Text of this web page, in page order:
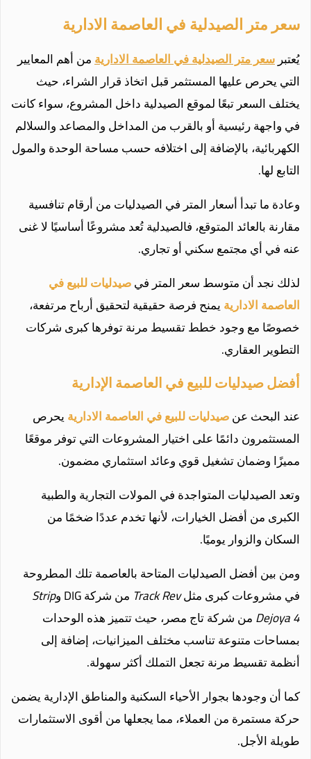
سعر متر الصيدلية في العاصمة الادارية
يُعتبرسعر متر الصيدلية في العاصمة الاداريةمن أهم المعايير
التي يحرص عليها المستثمر قبل اتخاذ قرار الشراء، حيث
يختلف السعر تبعًا لموقع الصيدلية داخل المشروع، سواء كانت
في واجهة رئيسية أو بالقرب من المداخل والمصاعد والسلالم
الكهربائية، بالإضافة إلى اختلافه حسب مساحة الوحدة والمول
التابع لها.
وعادة ما تبدأ أسعار المتر في الصيدليات من أرقام تنافسية
مقارنة بالعائد المتوقع، فالصيدلية تُعد مشروعًا أساسيًا لا غنى
عنه في أي مجتمع سكني أو تجاري.
لذلك نجد أن متوسط سعر المتر فيصيدليات للبيع في
العاصمة الاداريةيمنح فرصة حقيقية لتحقيق أرباح مرتفعة،
خصوصًا مع وجود خطط تقسيط مرنة توفرها كبرى شركات
التطوير العقاري.
أفضل صيدليات للبيع في العاصمة الإدارية
عند البحث عنصيدليات للبيع في العاصمة الاداريةيحرص
المستثمرون دائمًا على اختيار المشروعات التي توفر موقعًا
مميزًا وضمان تشغيل قوي وعائد استثماري مضمون.
وتعد الصيدليات المتواجدة في المولات التجارية والطبية
الكبرى من أفضل الخيارات، لأنها تخدم عددًا ضخمًا من
السكان والزوار يوميًا.
ومن بين أفضل الصيدليات المتاحة بالعاصمة تلك المطروحة
في مشروعات كبرى مثلTrack Rev من شركة DIG و
Strip
Dejoya 4من شركة تاج مصر، حيث تتميز هذه الوحدات
بمساحات متنوعة تناسب مختلف الميزانيات، إضافة إلى
أنظمة تقسيط مرنة تجعل التملك أكثر سهولة.
كما أن وجودها بجوار الأحياء السكنية والمناطق الإدارية يضمن
حركة مستمرة من العملاء، مما يجعلها من أقوى الاستثمارات
طويلة الأجل.